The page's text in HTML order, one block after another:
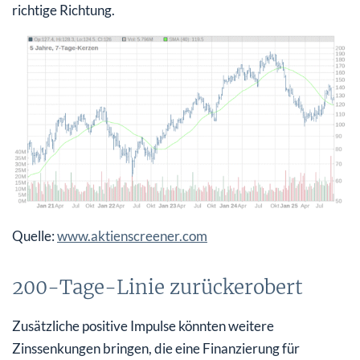
richtige Richtung.
Quelle:www.aktienscreener.com
200-Tage-Linie zurückerobert
Zusätzliche positive Impulse könnten weitere
Zinssenkungen bringen, die eine Finanzierung für